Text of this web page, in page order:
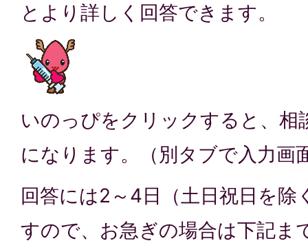
とより詳しく回答できます。
いのっぴをクリックすると、相
になります。（別タブで入力画
回答には2～4日（土日祝日を除
すので、お急ぎの場合は下記ま